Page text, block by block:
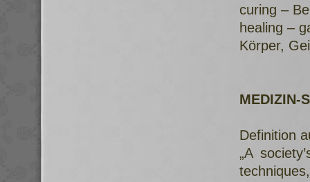
curing –
healing –
Körper,
MEDIZIN-
Definition
„A